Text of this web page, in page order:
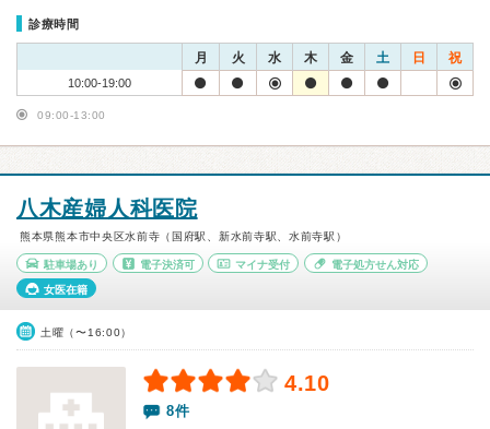
診療時間
月 火 水 木 金 土 日 祝
10:00-19:00
09:00-13:00
八木産婦人科医院
熊本県熊本市中央区水前寺（国府駅、新水前寺駅、水前寺駅）
駐車場あり 電子決済可 マイナ受付 電子処方せん対応
女医在籍
土曜（〜16:00）
4.10
8件